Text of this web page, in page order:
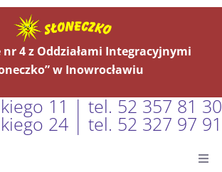
nr 4 z Oddziałami Integracyjnymi
w Inowrocławiu
11 | tel. 52 357 81 30
24 | tel. 52 327 97 91